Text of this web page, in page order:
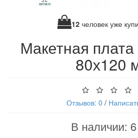
12 человек уже
Макетная
80х120
Отзывов: 0 /
В наличии: